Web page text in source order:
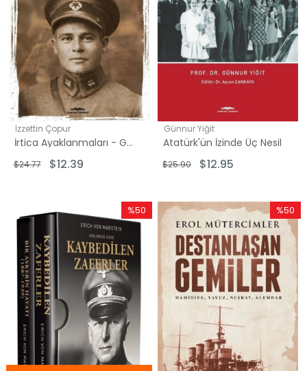
İzzettin Çopur
İrtica Ayaklanmaları - Geçmişten Günümüze
$12.39
$24.77
Günnur Yiğit
Atatürk'ün İzinde Üç Nesil
$12.95
$25.90
%50
İndirim
%50İndirim
%50
İndirim